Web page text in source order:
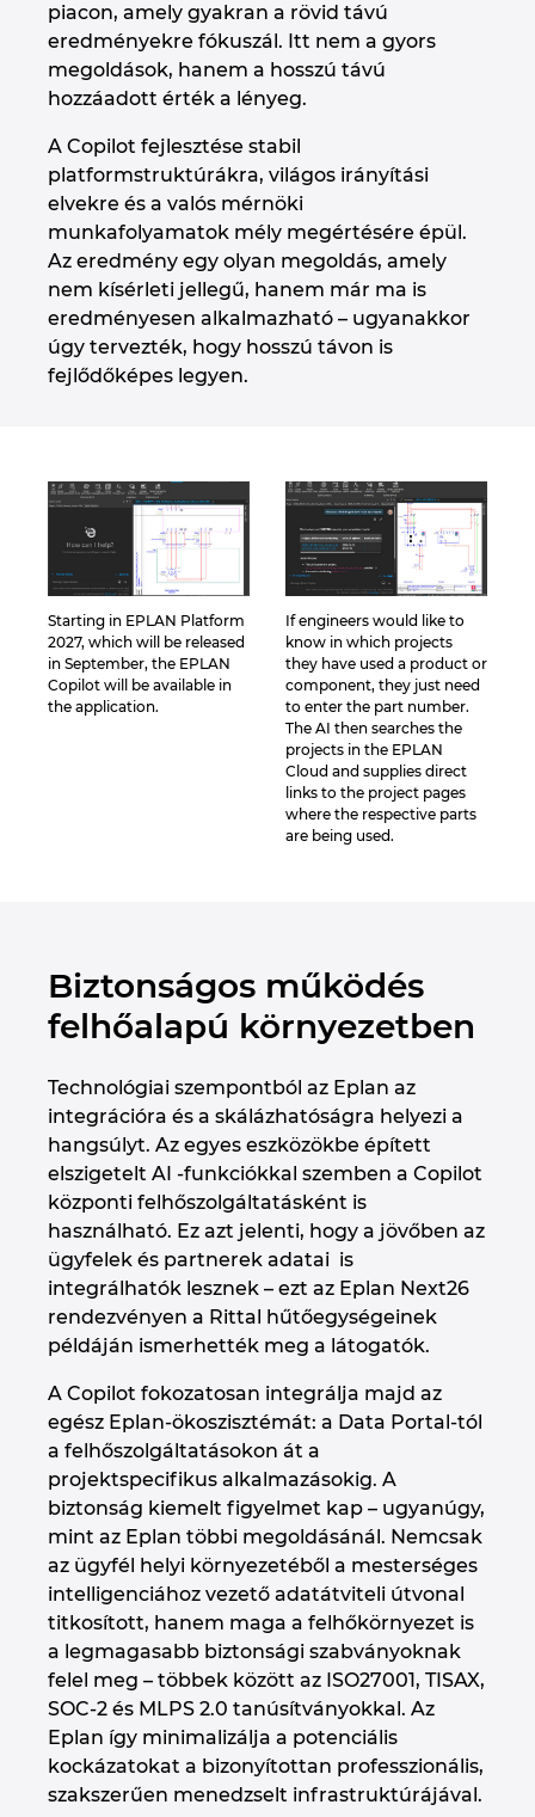
piacon, amely gyakran a rövid távú
eredményekre fókuszál. Itt nem a gyors
megoldások, hanem a hosszú távú
hozzáadott érték a lényeg.
A Copilot fejlesztése stabil
platformstruktúrákra, világos irányítási
elvekre és a valós mérnöki
munkafolyamatok mély megértésére épül.
Az eredmény egy olyan megoldás, amely
nem kísérleti jellegű, hanem már ma is
eredményesen alkalmazható – ugyanakkor
úgy tervezték, hogy hosszú távon is
fejlődőképes legyen.
Starting in EPLAN Platform
2027, which will be released
in September, the EPLAN
Copilot will be available in
the application.
If engineers would like to
know in which projects
they have used a product or
component, they just need
to enter the part number.
The AI then searches the
projects in the EPLAN
Cloud and supplies direct
links to the project pages
where the respective parts
are being used.
Biztonságos működés
felhőalapú környezetben
Technológiai szempontból az Eplan az
integrációra és a skálázhatóságra helyezi a
hangsúlyt. Az egyes eszközökbe épített
elszigetelt AI ‑funkciókkal szemben a Copilot
központi felhőszolgáltatásként is
használható. Ez azt jelenti, hogy a jövőben az
ügyfelek és partnerek adatai is
integrálhatók lesznek – ezt az Eplan Next26
rendezvényen a Rittal hűtőegységeinek
példáján ismerhették meg a látogatók.
A Copilot fokozatosan integrálja majd az
egész Eplan‑ökoszisztémát: a Data Portal-tól
a felhőszolgáltatásokon át a
projektspecifikus alkalmazásokig. A
biztonság kiemelt figyelmet kap – ugyanúgy,
mint az Eplan többi megoldásánál. Nemcsak
az ügyfél helyi környezetéből a mesterséges
intelligenciához vezető adatátviteli útvonal
titkosított, hanem maga a felhőkörnyezet is
a legmagasabb biztonsági szabványoknak
felel meg – többek között az ISO27001, TISAX,
SOC‑2 és MLPS 2.0 tanúsítványokkal. Az
Eplan így minimalizálja a potenciális
kockázatokat a bizonyítottan professzionális,
szakszerűen menedzselt infrastruktúrájával.